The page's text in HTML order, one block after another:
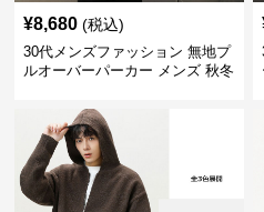
¥8,680 (税込)
30代メンズファッション 無地プ
ルオーバーパーカー メンズ 秋冬